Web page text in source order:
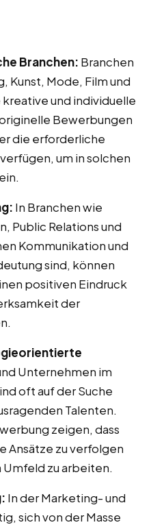
Branchen: Branchen
Kunst, Mode, Film und
und individuelle
Bewerbungen
die erforderliche
um in solchen
In Branchen wie
Public Relations und
Kommunikation und
sind, können
positiven Eindruck
der
Unternehmen im
oft auf der Suche
Talenten.
zeigen, dass
Ansätze zu verfolgen
zu arbeiten.
In der Marketing- und
sich von der Masse